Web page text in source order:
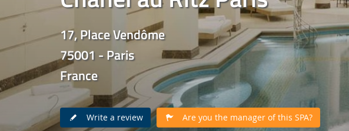
17, Place Vendôme
75001 - Paris
France
Write a review Are you the manager of this SPA?